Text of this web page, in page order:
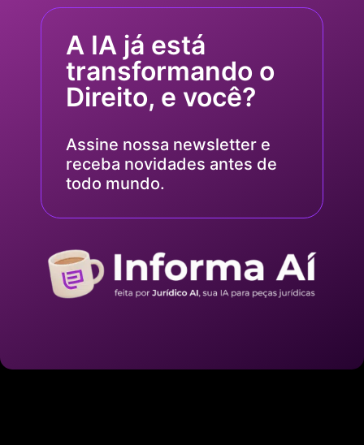
A IA já está
transformando o
Direito, e você?
Assine nossa newsletter e
receba novidades antes de
todo mundo.